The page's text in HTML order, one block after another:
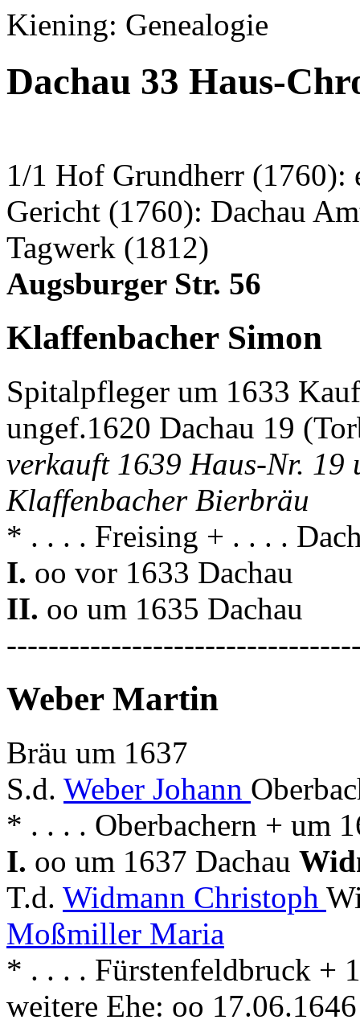
Kiening: Genealogie
Dachau 33 Haus-
1/1 Hof Grundherr (1760):
Gericht (1760): Dachau
Tagwerk (1812)
Augsburger Str. 56
Klaffenbacher Simon
Spitalpfleger um 1633 Kauf
ungef.1620 Dachau 19
verkauft 1639 Haus-Nr. 19
Klaffenbacher Bierbräu
* . . . . Freising + . . . .
I. oo vor 1633 Dachau
II. oo um 1635 Dachau
Weber Martin
Bräu um 1637
S.d. Weber Johann
* . . . . Oberbachern + um
I. oo um 1637 Dachau
T.d. Widmann Christoph
Moßmiller Maria
* . . . . Fürstenfeldbruck +
weitere Ehe: oo